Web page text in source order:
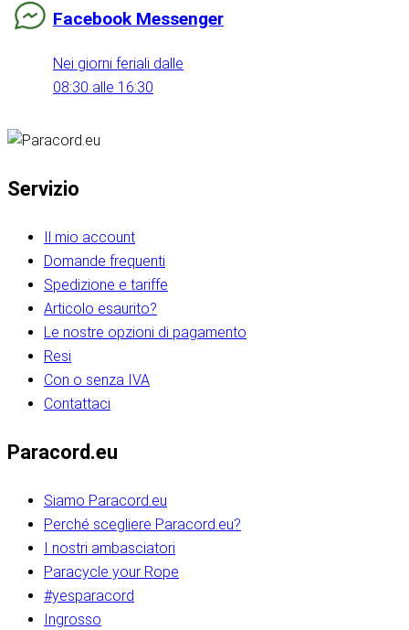
Facebook Messenger
Nei giorni feriali dalle
08:30 alle 16:30
Servizio
Il mio account
Domande frequenti
Spedizione e tariffe
Articolo esaurito?
Le nostre opzioni di pagamento
Resi
Con o senza IVA
Contattaci
Paracord.eu
Siamo Paracord.eu
Perché scegliere Paracord.eu?
I nostri ambasciatori
Paracycle your Rope
#yesparacord
Ingrosso